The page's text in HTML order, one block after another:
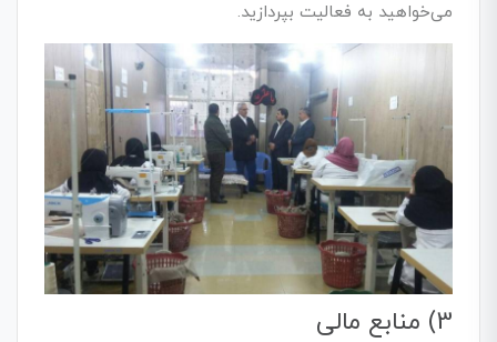
می‌خواهید به فعالیت بپردازید.
3) منابع مالی